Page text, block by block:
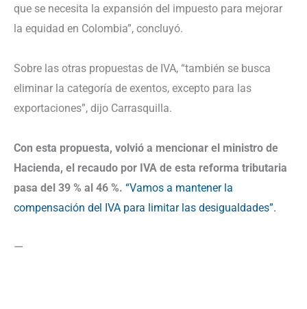
que se necesita la expansión del impuesto para mejorar
la equidad en Colombia”, concluyó.
Sobre las otras propuestas de IVA, “también se busca
eliminar la categoría de exentos, excepto para las
exportaciones”, dijo Carrasquilla.
Con esta propuesta, volvió a mencionar el ministro de
Hacienda, el recaudo por IVA de esta reforma tributaria
pasa del 39 % al 46 %. “Vamos a mantener la
compensación del IVA para limitar las desigualdades”.
—